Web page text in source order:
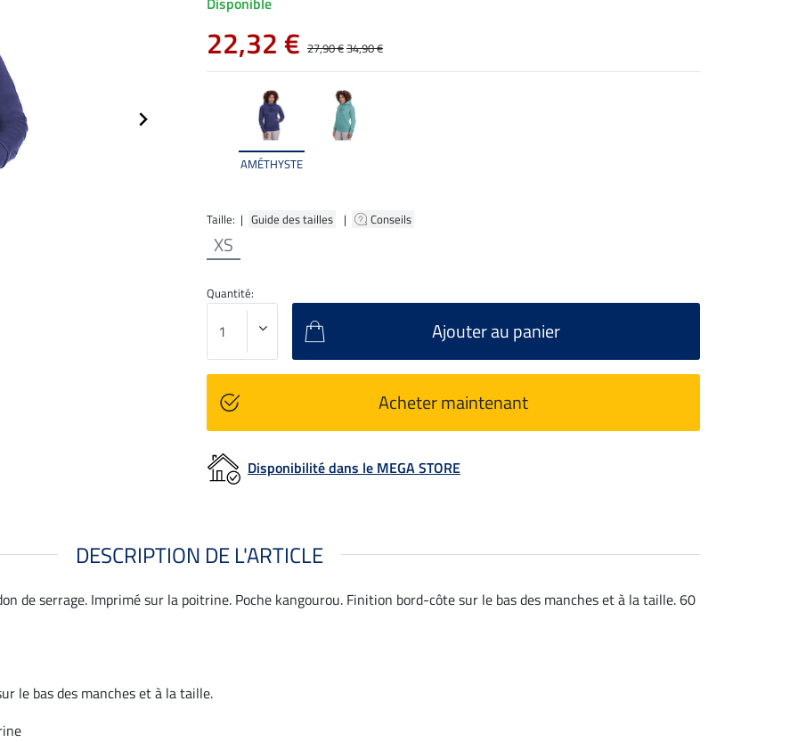
AMÉTHYSTE
Taille: | Guide des tailles | Conseils
XS
22,32 € 27,90 €34,90 €
Quantité:
Ajouter au panier
Acheter maintenant
Disponibilité dans le MEGA STORE
DESCRIPTION DE L'ARTICLE
de serrage. Imprimé sur la poitrine. Poche kangourou. Finition bord-côte sur le bas des manches et à la taille. 60
le bas des manches et à la taille.